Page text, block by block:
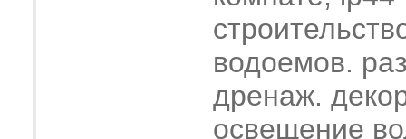
водоемов.
дренаж.
освещение